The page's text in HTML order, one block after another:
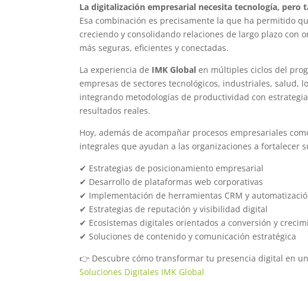
La digitalización empresarial necesita tecnología,
Esa combinación es precisamente la que ha permitido
creciendo y consolidando relaciones de largo plazo con
más seguras, eficientes y conectadas.
La experiencia de IMK Globalen múltiples ciclos del
empresas de sectores tecnológicos, industriales, salud,
integrando metodologías de productividad con
resultados reales.
Hoy, además de acompañar procesos empresariales
integrales que ayudan a las organizaciones a
✔ Estrategias de posicionamiento empresarial
✔ Desarrollo de plataformas web corporativas
✔ Implementación de herramientas CRM y
✔ Estrategias de reputación y visibilidad digital
✔ Ecosistemas digitales orientados a conversión y
✔ Soluciones de contenido y comunicación estratégica
👉 Descubre cómo transformar tu presencia digital en
Soluciones Digitales IMK Global